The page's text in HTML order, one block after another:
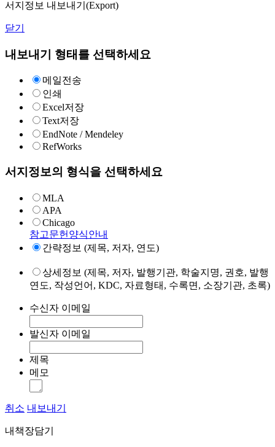
서지정보 내보내기(Export)
닫기
내보내기 형태를 선택하세요
메일전송
인쇄
Excel저장
Text저장
EndNote / Mendeley
RefWorks
서지정보의 형식을 선택하세요
MLA
APA
Chicago
참고문헌양식안내
간략정보 (제목, 저자, 연도)
상세정보 (제목, 저자, 발행기관, 학술지명, 권호, 발행
연도, 작성언어, KDC, 자료형태, 수록면, 소장기관, 초록)
수신자 이메일
발신자 이메일
제목
메모
취소 내보내기
내책장담기